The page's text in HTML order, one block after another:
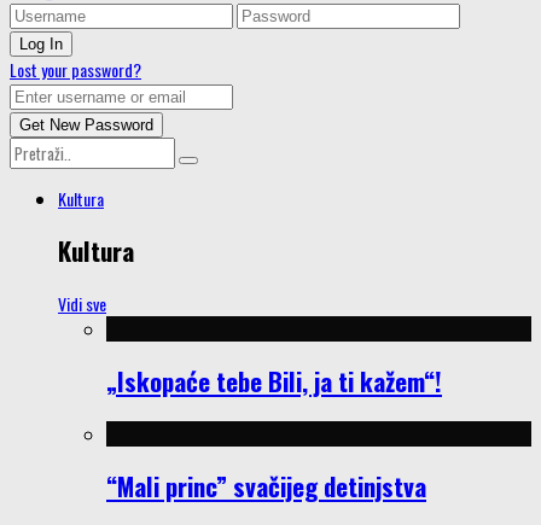
Lost your password?
Kultura
Kultura
Vidi sve
„Iskopaće tebe Bili, ja ti kažem“!
“Mali princ” svačijeg detinjstva